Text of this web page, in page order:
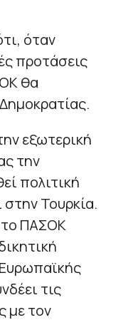
όταν
προτάσεις
θα
εξωτερική
την
πολιτική
Τουρκία.
το ΠΑΣΟΚ
τις
με τον